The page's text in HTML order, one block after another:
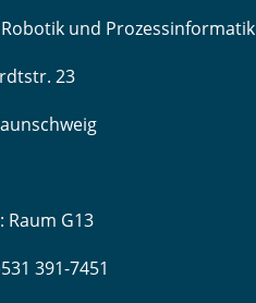
und Prozessinformatik
23
Raum G13
391-7451